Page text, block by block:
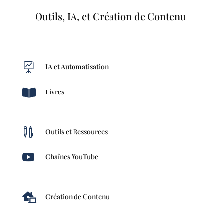
Outils, IA, et Création de Contenu
 IA et Automatisation
 Livres
 Outils et Ressources
 Chaînes YouTube
 Création de Contenu